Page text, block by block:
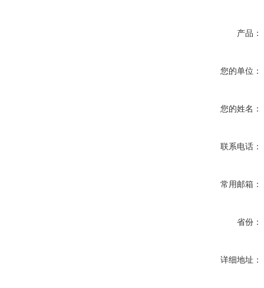
产品：
您的单位：
您的姓名：
联系电话：
常用邮箱：
省份：
详细地址：